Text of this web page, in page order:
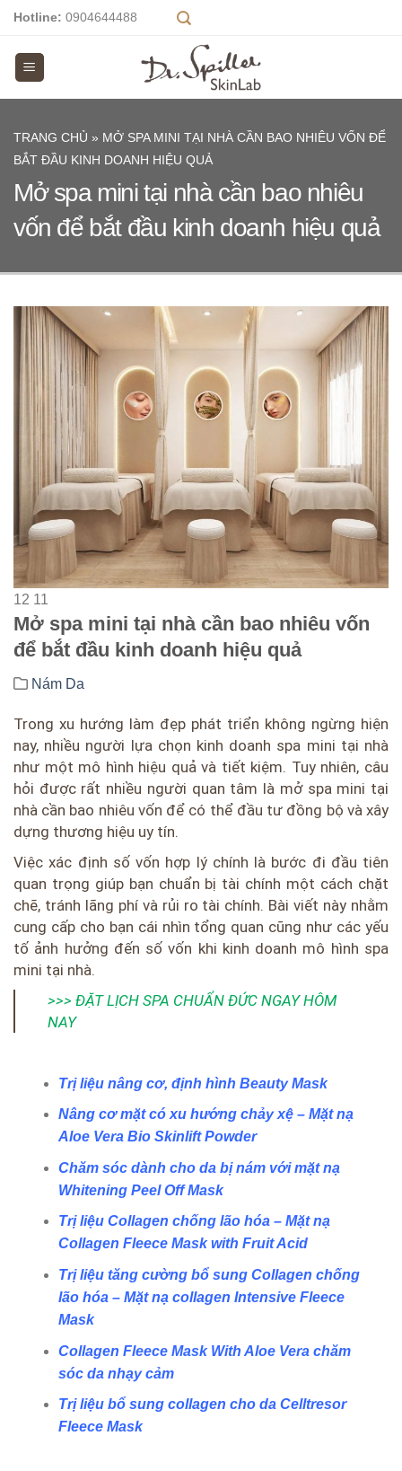
Skip
content
Hotline: 0904644488
TRANG CHỦ » MỞ SPA MINI TẠI NHÀ CẦN BAO NHIÊU VỐN ĐỂ
BẮT ĐẦU KINH DOANH HIỆU QUẢ
Mở spa mini tại nhà cần bao nhiêu
vốn để bắt đầu kinh doanh hiệu quả
12 11
Mở spa mini tại nhà cần bao nhiêu vốn
để bắt đầu kinh doanh hiệu quả
Nám Da
Trong xu hướng làm đẹp phát triển không ngừng hiện
nay, nhiều người lựa chọn kinh doanh spa mini tại nhà
như một mô hình hiệu quả và tiết kiệm. Tuy nhiên, câu
hỏi được rất nhiều người quan tâm là mở spa mini tại
nhà cần bao nhiêu vốn để có thể đầu tư đồng bộ và xây
dựng thương hiệu uy tín.
Việc xác định số vốn hợp lý chính là bước đi đầu tiên
quan trọng giúp bạn chuẩn bị tài chính một cách chặt
chẽ, tránh lãng phí và rủi ro tài chính. Bài viết này nhằm
cung cấp cho bạn cái nhìn tổng quan cũng như các yếu
tố ảnh hưởng đến số vốn khi kinh doanh mô hình spa
mini tại nhà.
>>> ĐẶT LỊCH SPA CHUẨN ĐỨC NGAY HÔM
NAY
Trị liệu nâng cơ, định hình Beauty Mask
Nâng cơ mặt có xu hướng chảy xệ – Mặt nạ
Aloe Vera Bio Skinlift Powder
Chăm sóc dành cho da bị nám với mặt nạ
Whitening Peel Off Mask
Trị liệu Collagen chống lão hóa – Mặt nạ
Collagen Fleece Mask with Fruit Acid
Trị liệu tăng cường bổ sung Collagen chống
lão hóa – Mặt nạ collagen Intensive Fleece
Mask
Collagen Fleece Mask With Aloe Vera chăm
sóc da nhạy cảm
Trị liệu bổ sung collagen cho da Celltresor
Fleece Mask